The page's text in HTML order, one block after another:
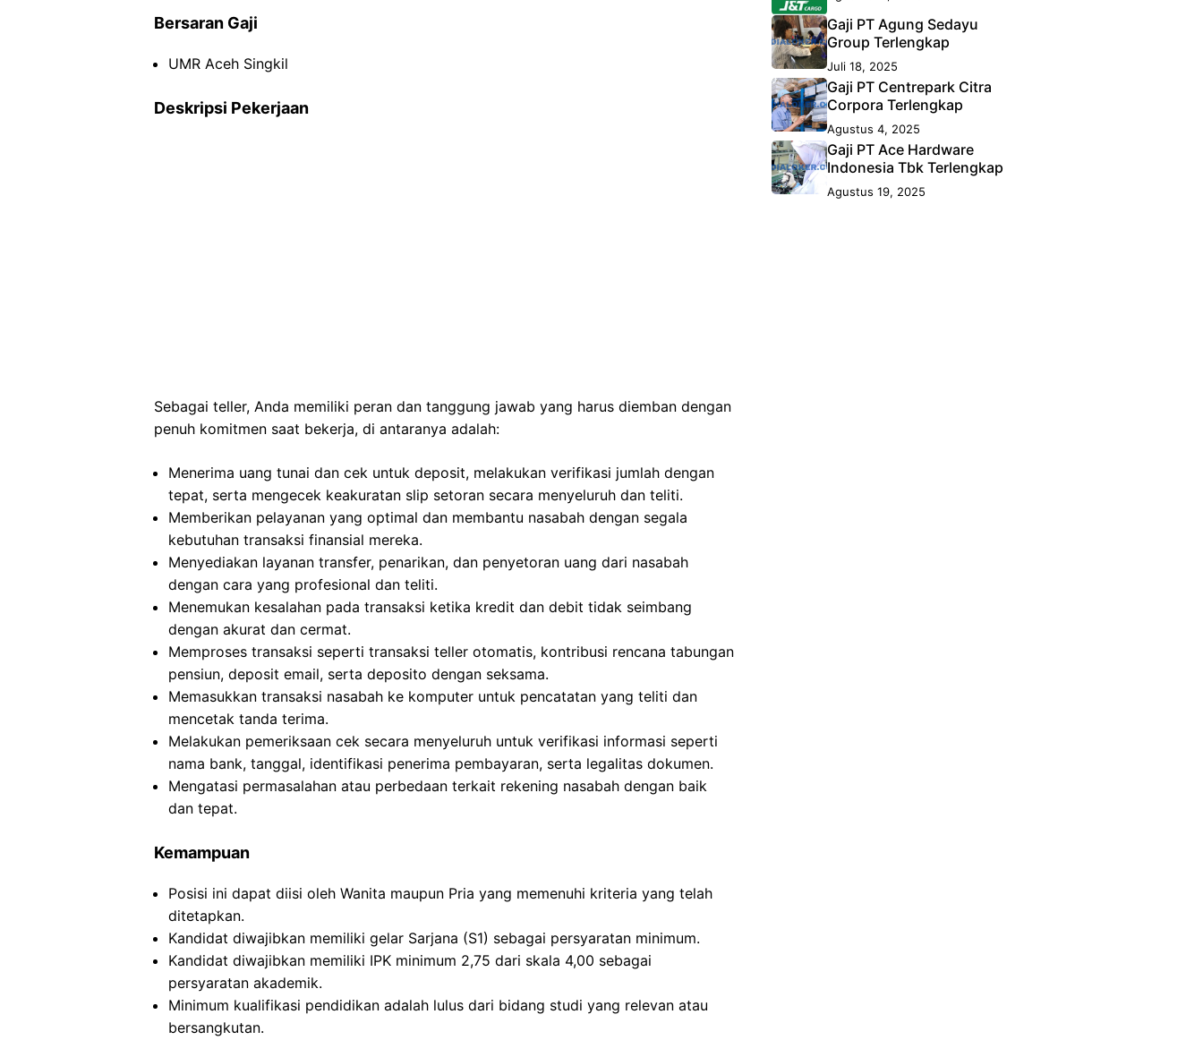
Bersaran Gaji
UMR Aceh Singkil
Deskripsi Pekerjaan
Sebagai teller, Anda memiliki peran dan tanggung jawab yang harus diemban dengan
penuh komitmen saat bekerja, di antaranya adalah:
Menerima uang tunai dan cek untuk deposit, melakukan verifikasi jumlah dengan
tepat, serta mengecek keakuratan slip setoran secara menyeluruh dan teliti.
Memberikan pelayanan yang optimal dan membantu nasabah dengan segala
kebutuhan transaksi finansial mereka.
Menyediakan layanan transfer, penarikan, dan penyetoran uang dari nasabah
dengan cara yang profesional dan teliti.
Menemukan kesalahan pada transaksi ketika kredit dan debit tidak seimbang
dengan akurat dan cermat.
Memproses transaksi seperti transaksi teller otomatis, kontribusi rencana tabungan
pensiun, deposit email, serta deposito dengan seksama.
Memasukkan transaksi nasabah ke komputer untuk pencatatan yang teliti dan
mencetak tanda terima.
Melakukan pemeriksaan cek secara menyeluruh untuk verifikasi informasi seperti
nama bank, tanggal, identifikasi penerima pembayaran, serta legalitas dokumen.
Mengatasi permasalahan atau perbedaan terkait rekening nasabah dengan baik
dan tepat.
Kemampuan
Posisi ini dapat diisi oleh Wanita maupun Pria yang memenuhi kriteria yang telah
ditetapkan.
Kandidat diwajibkan memiliki gelar Sarjana (S1) sebagai persyaratan minimum.
Kandidat diwajibkan memiliki IPK minimum 2,75 dari skala 4,00 sebagai
persyaratan akademik.
Minimum kualifikasi pendidikan adalah lulus dari bidang studi yang relevan atau
bersangkutan.
Gaji PT Agung Sedayu
Group Terlengkap
Juli 18, 2025
Gaji PT Centrepark Citra
Corpora Terlengkap
Agustus 4, 2025
Gaji PT Ace Hardware
Indonesia Tbk Terlengkap
Agustus 19, 2025